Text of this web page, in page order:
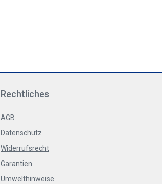
Rechtliches
AGB
Datenschutz
Widerrufsrecht
Garantien
Umwelthinweise